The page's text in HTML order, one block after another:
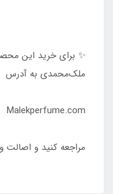
✨ برای خرید این
ملک‌محمدی به آدرس
Malekperfume.com
مراجعه کنید و اصالت